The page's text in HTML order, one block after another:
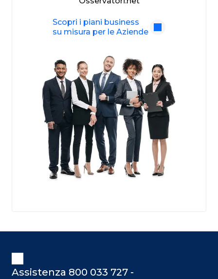
Scopri i piani business
su misura per le Aziende
Assistenza 800 033 727 -